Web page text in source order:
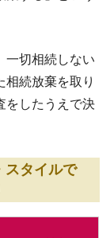
一切相続しない
相続放棄を取り
をしたうえで決
スタイルで